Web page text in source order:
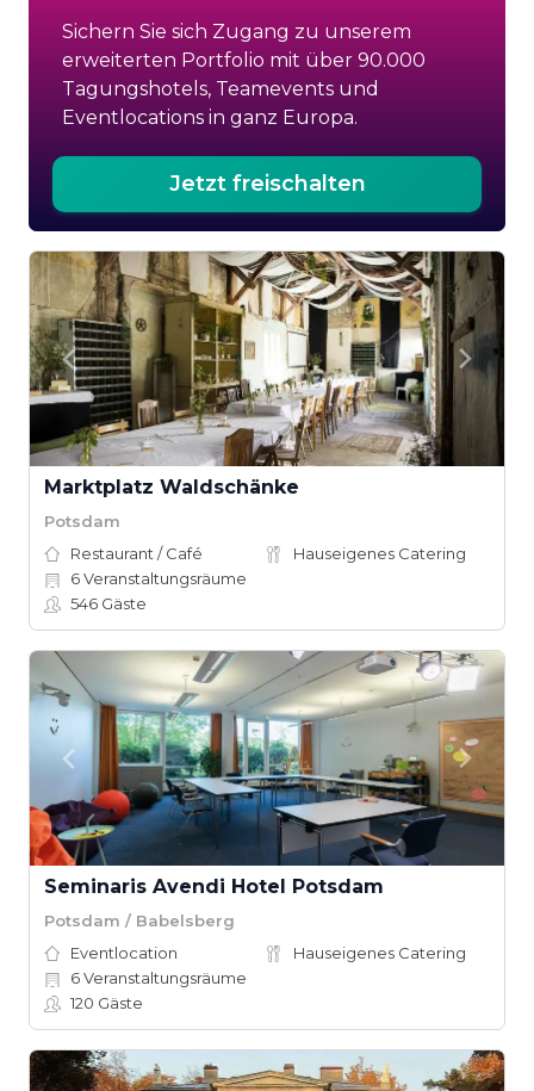
Sichern Sie sich Zugang zu unserem
erweiterten Portfolio mit über 90.000
Tagungshotels, Teamevents und
Eventlocations in ganz Europa.
Jetzt freischalten
Marktplatz Waldschänke
Potsdam
Restaurant / Café
Hauseigenes Catering
6Veranstaltungsräume
546 Gäste
Seminaris Avendi Hotel Potsdam
Potsdam / Babelsberg
Eventlocation
Hauseigenes Catering
6Veranstaltungsräume
120 Gäste